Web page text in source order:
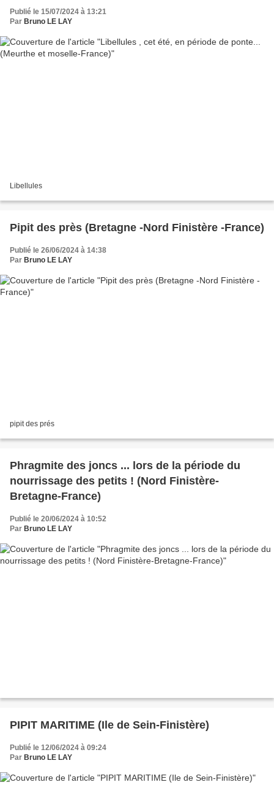
Publié le 15/07/2024 à 13:21
Par Bruno LE LAY
Libellules
Pipit des près (Bretagne -Nord Finistère -France)
Publié le 26/06/2024 à 14:38
Par Bruno LE LAY
pipit des prés
Phragmite des joncs ... lors de la période du
nourrissage des petits ! (Nord Finistère-
Bretagne-France)
Publié le 20/06/2024 à 10:52
Par Bruno LE LAY
PIPIT MARITIME (Ile de Sein-Finistère)
Publié le 12/06/2024 à 09:24
Par Bruno LE LAY